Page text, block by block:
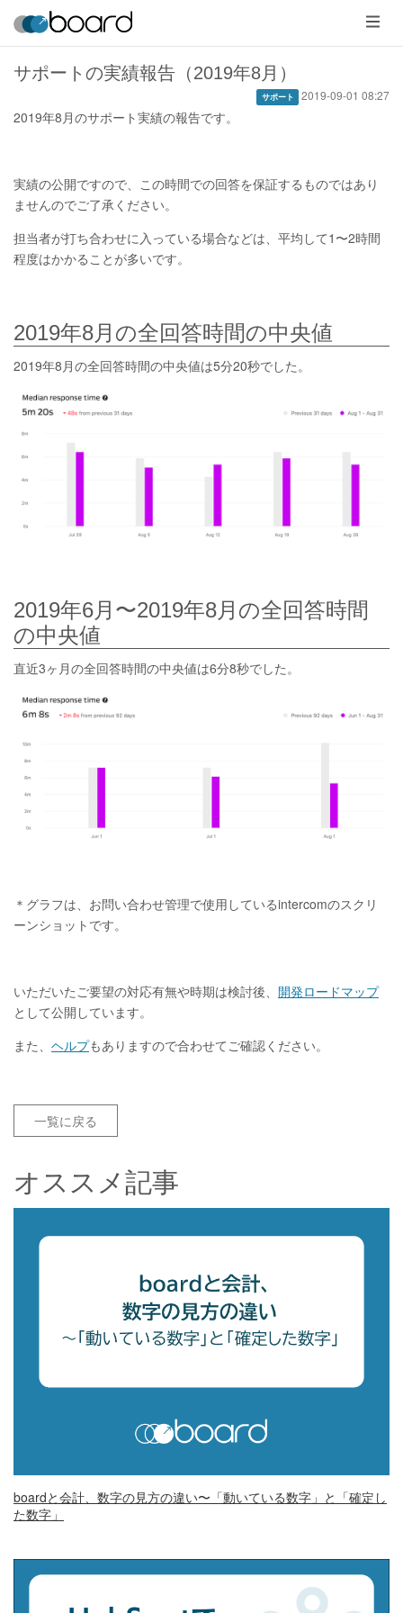
メ
ニ
ュ
ー
サポートの実績報告（2019年8月）
サポート 2019-09-01 08:27
2019年8月のサポート実績の報告です。
実績の公開ですので、この時間での回答を保証するものではあり
ませんのでご了承ください。
担当者が打ち合わせに入っている場合などは、平均して1〜2時間
程度はかかることが多いです。
2019年8月の全回答時間の中央値
2019年8月の全回答時間の中央値は5分20秒でした。
2019年6月〜2019年8月の全回答時間
の中央値
直近3ヶ月の全回答時間の中央値は6分8秒でした。
＊グラフは、お問い合わせ管理で使用しているintercomのスクリ
ーンショットです。
いただいたご要望の対応有無や時期は検討後、 開発ロードマップ
として公開しています。
また、 ヘルプもありますので合わせてご確認ください。
一覧に戻る
オススメ記事
boardと会計、数字の見方の違い〜「動いている数字」と「確定し
た数字」